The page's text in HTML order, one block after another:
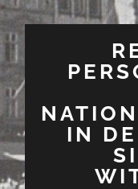
IN